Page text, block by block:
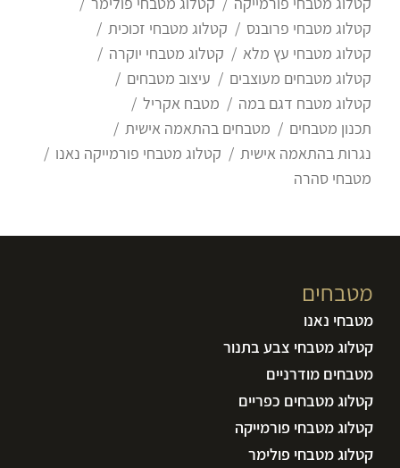
קטלוג מטבחי פרובנס
קטלוג מטבחי זכוכית
קטלוג מטבחי עץ מלא
קטלוג מטבחי יוקרה
קטלוג מטבחים מעוצבים
עיצוב מטבחים
קטלוג מטבח דגם במה
מטבח אקריל
תכנון מטבחים
מטבחים בהתאמה אישית
נגרות בהתאמה אישית
קטלוג מטבחי פורמייקה נאנו
מטבחי סהרה
מטבחים
מטבחי נאנו
קטלוג מטבחי צבע בתנור
מטבחים מודרניים
קטלוג מטבחים כפריים
קטלוג מטבחי פורמייקה
קטלוג מטבחי פולימר